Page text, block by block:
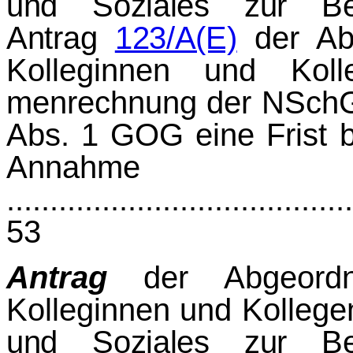
Antrag 123/A(E) der
Kolleginnen und
menrechnung der
Abs. 1 GOG eine Frist
Annahme
53
Antrag der
Kolleginnen und
und Soziales zur